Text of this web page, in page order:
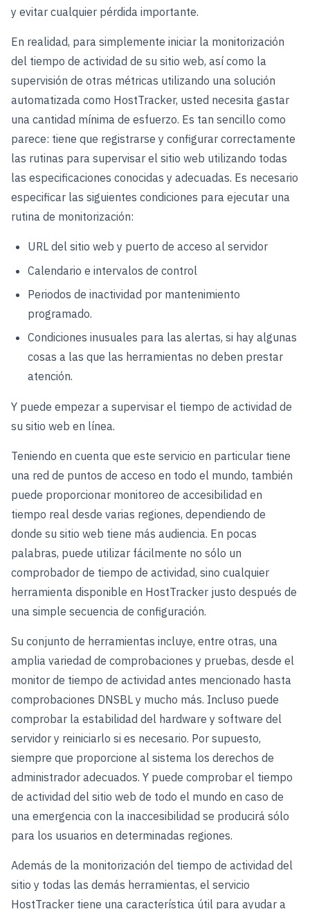
y evitar cualquier pérdida importante.
En realidad, para simplemente iniciar la monitorización
del tiempo de actividad de su sitio web, así como la
supervisión de otras métricas utilizando una solución
automatizada como HostTracker, usted necesita gastar
una cantidad mínima de esfuerzo. Es tan sencillo como
parece: tiene que registrarse y configurar correctamente
las rutinas para supervisar el sitio web utilizando todas
las especificaciones conocidas y adecuadas. Es necesario
especificar las siguientes condiciones para ejecutar una
rutina de monitorización:
URL del sitio web y puerto de acceso al servidor
Calendario e intervalos de control
Periodos de inactividad por mantenimiento
programado.
Condiciones inusuales para las alertas, si hay algunas
cosas a las que las herramientas no deben prestar
atención.
Y puede empezar a supervisar el tiempo de actividad de
su sitio web en línea.
Teniendo en cuenta que este servicio en particular tiene
una red de puntos de acceso en todo el mundo, también
puede proporcionar monitoreo de accesibilidad en
tiempo real desde varias regiones, dependiendo de
donde su sitio web tiene más audiencia. En pocas
palabras, puede utilizar fácilmente no sólo un
comprobador de tiempo de actividad, sino cualquier
herramienta disponible en HostTracker justo después de
una simple secuencia de configuración.
Su conjunto de herramientas incluye, entre otras, una
amplia variedad de comprobaciones y pruebas, desde el
monitor de tiempo de actividad antes mencionado hasta
comprobaciones DNSBL y mucho más. Incluso puede
comprobar la estabilidad del hardware y software del
servidor y reiniciarlo si es necesario. Por supuesto,
siempre que proporcione al sistema los derechos de
administrador adecuados. Y puede comprobar el tiempo
de actividad del sitio web de todo el mundo en caso de
una emergencia con la inaccesibilidad se producirá sólo
para los usuarios en determinadas regiones.
Además de la monitorización del tiempo de actividad del
sitio y todas las demás herramientas, el servicio
HostTracker tiene una característica útil para ayudar a